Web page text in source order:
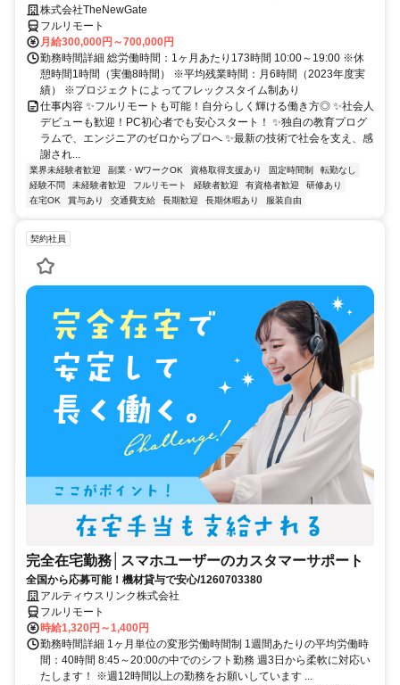
株式会社TheNewGate
フルリモート
月給300,000円～700,000円
勤務時間詳細 総労働時間：1ヶ月あたり173時間 10:00～19:00 ※休
憩時間1時間（実働8時間） ※平均残業時間：月6時間（2023年度実
績） ※プロジェクトによってフレックスタイム制あり
仕事内容 ✨フルリモートも可能！自分らしく輝ける働き方◎ ✨社会人
デビューも歓迎！PC初心者でも安心スタート！ ✨独自の教育プログ
ラムで、エンジニアのゼロからプロへ ✨最新の技術で社会を支え、感
謝され...
業界未経験者歓迎 副業・WワークOK 資格取得支援あり 固定時間制
転勤なし
経験不問
未経験者歓迎 フルリモート 経験者歓迎 有資格者歓迎
研修あり
在宅OK
賞与あり 交通費支給 長期歓迎 長期休暇あり 服装自由
契約社員
完全在宅勤務│スマホユーザーのカスタマーサポート
全国から応募可能！機材貸与で安心/1260703380
アルティウスリンク株式会社
フルリモート
時給1,320円～1,400円
勤務時間詳細 1ヶ月単位の変形労働時間制 1週間あたりの平均労働時
間：40時間 8:45～20:00の中でのシフト勤務 週3日から柔軟に対応い
たします！ ※週12時間以上の勤務をお願いしています ...